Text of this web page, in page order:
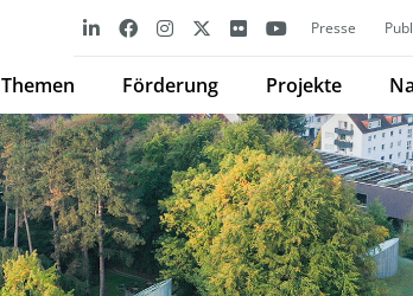
Presse
Themen Förderung Projekte